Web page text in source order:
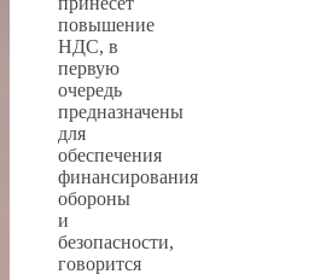
повышение
НДС, в
первую
очередь
предназначены
для
обеспечения
финансирования
обороны
и
безопасности,
говорится